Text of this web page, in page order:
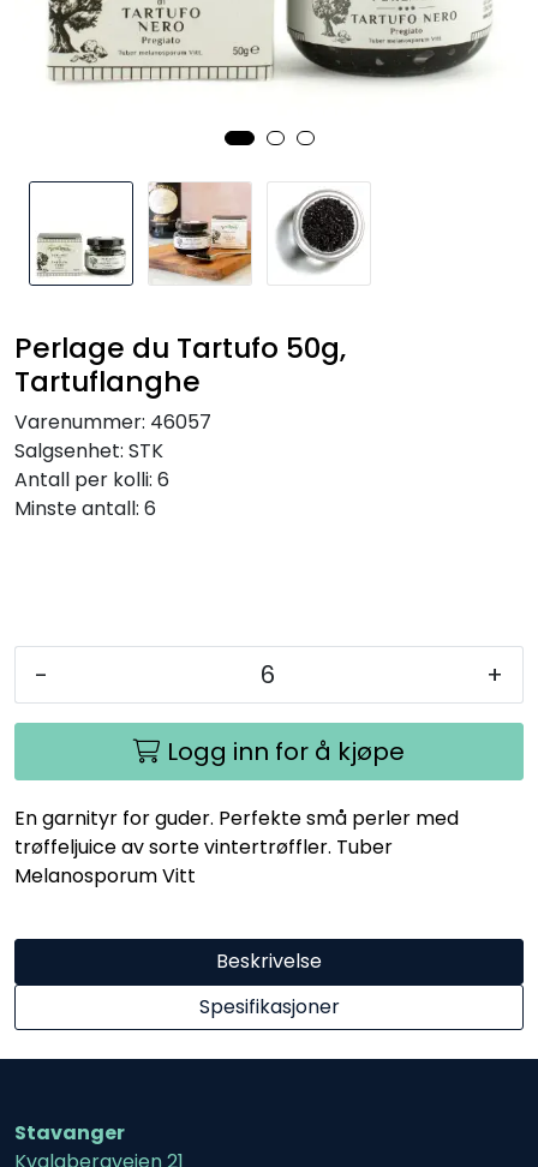
Perlage du Tartufo 50g,
Tartuflanghe
Varenummer: 46057
Salgsenhet: STK
Antall per kolli: 6
Minste antall: 6
- +
Logg inn for å kjøpe
En garnityr for guder. Perfekte små perler med
trøffeljuice av sorte vintertrøffler. Tuber
Melanosporum Vitt
Beskrivelse
Spesifikasjoner
Stavanger
Inspirasjon
Leverandører